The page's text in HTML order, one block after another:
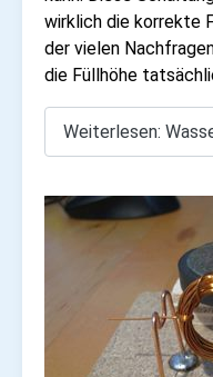
wirklich die korrekte
der vielen
die Füllhöhe
Weiterlesen: